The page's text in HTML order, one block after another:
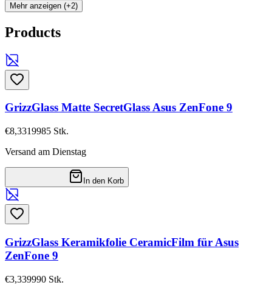
Mehr anzeigen (+2)
Products
GrizzGlass Matte SecretGlass Asus ZenFone 9
€8,3319985 Stk.
Versand am Dienstag
In den Korb
GrizzGlass Keramikfolie CeramicFilm für Asus
ZenFone 9
€3,339990 Stk.